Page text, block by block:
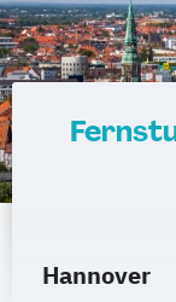
Hannover